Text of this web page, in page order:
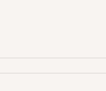
SE HACE PASAR